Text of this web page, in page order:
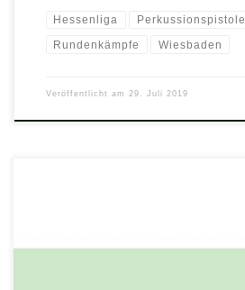
Hessenliga Perkussionspistole
Rundenkämpfe Wiesbaden
Veröffentlicht am 29. Juli 2019